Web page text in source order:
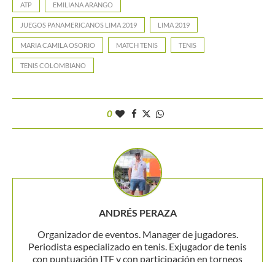
ATP EMILIANA ARANGO
JUEGOS PANAMERICANOS LIMA 2019 LIMA 2019
MARIA CAMILA OSORIO MATCH TENIS TENIS
TENIS COLOMBIANO
0
ANDRÉS PERAZA
Organizador de eventos. Manager de jugadores.
Periodista especializado en tenis. Exjugador de tenis
con puntuación ITF y con participación en torneos